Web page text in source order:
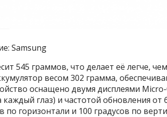
Samsung
545 граммов, что делает её легче,
весом 302 грамма,
оснащено двумя дисплеями
каждый глаз) и частотой обновления от
по горизонтали и 100 градусов по